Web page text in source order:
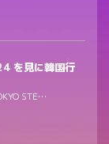
を見に韓国行
STE…